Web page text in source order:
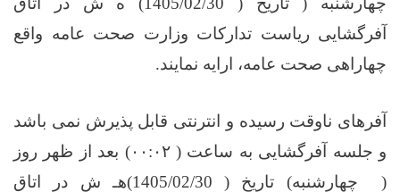
آفرگشایی ریاست تدارکات وزارت صحت عامه واقع
چهاراهی صحت عامه، ارایه نمایند.
آفرهای ناوقت رسیده و انترنتی قابل پذیرش نمی باشد
و جلسه آفرگشایی به ساعت (۰۰:۰۲)
بعد از ظهر روز
( چهارشنبه) تاریخ ( 1405/02/30)هـ ش در اتاق